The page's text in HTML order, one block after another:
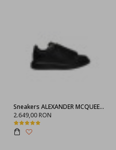
Sneakers ALEXANDER MCQUEEN, Negru full
2.649,00 RON